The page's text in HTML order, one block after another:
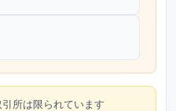
所は限られています